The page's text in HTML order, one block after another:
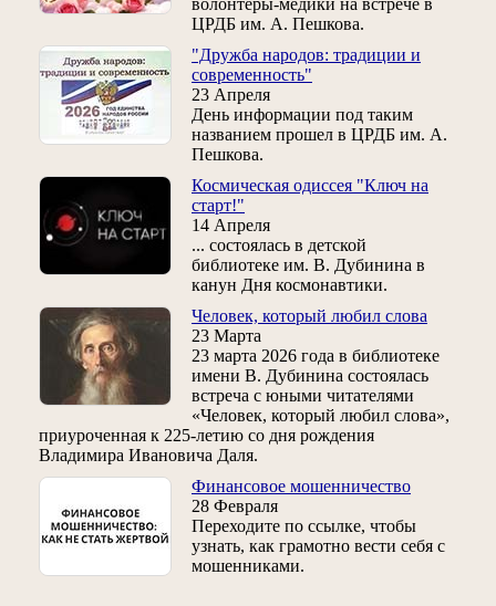
волонтеры-медики на встрече в
ЦРДБ им. А. Пешкова.
"Дружба народов: традиции и
современность"
23 Апреля
День информации под таким
названием прошел в ЦРДБ им. А.
Пешкова.
Космическая одиссея "Ключ на
старт!"
14 Апреля
... состоялась в детской
библиотеке им. В. Дубинина в
канун Дня космонавтики.
Человек, который любил слова
23 Марта
23 марта 2026 года в библиотеке
имени В. Дубинина состоялась
встреча с юными читателями
«Человек, который любил слова»,
приуроченная к 225‑летию со дня рождения
Владимира Ивановича Даля.
Финансовое мошенничество
28 Февраля
Переходите по ссылке, чтобы
узнать, как грамотно вести себя с
мошенниками.